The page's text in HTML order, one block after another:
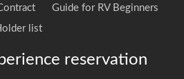
Guide for RV Beginners
list
reservation